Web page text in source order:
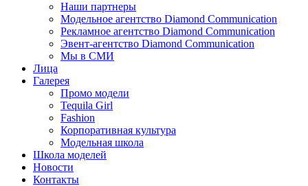
Наши партнеры
Модельное агентство Diamond Communication
Рекламное агентство Diamond Communication
Эвент-агентство Diamond Communication
Мы в СМИ
Лица
Галерея
Промо модели
Tequila Girl
Fashion
Корпоративная культура
Модельная школа
Школа моделей
Новости
Контакты